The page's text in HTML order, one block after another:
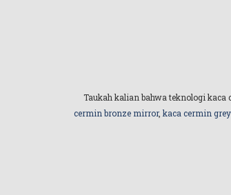
Taukah kalian bahwa teknologi
cermin bronze mirror, kaca cermin